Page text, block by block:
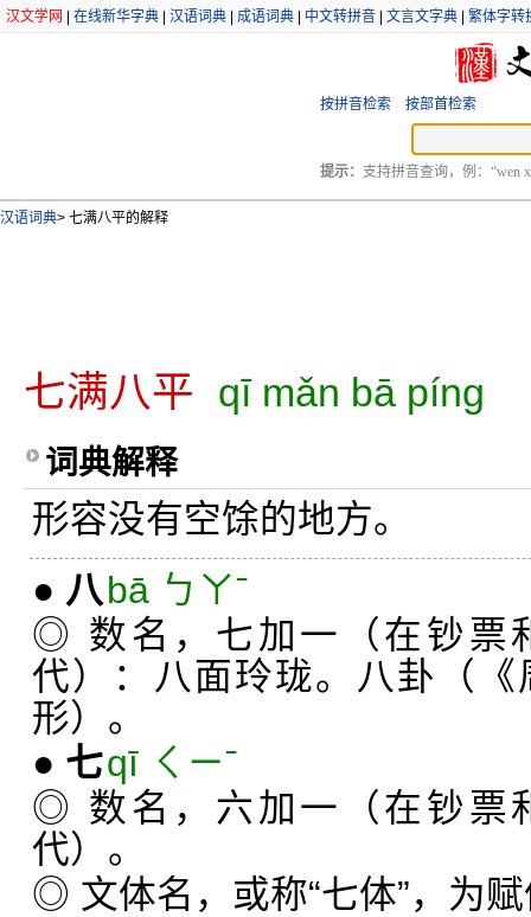
汉文学网 在线新华字典 汉语词典 成语词典 中文转拼音 文言文字典 繁体字转
按拼音检索 按部首检索
提示： 支持拼音查询，例：“wen
汉语词典> 七满八平的解释
七满八平 qī mǎn bā píng
词典解释
形容没有空馀的地方。
● 八bā ㄅㄚˉ
◎ 数名，七加一（在钞票
代）：八面玲珑。八卦（
形）。
● 七qī ㄑㄧˉ
◎ 数名，六加一（在钞票
代）。
◎ 文体名，或称“七体”，为